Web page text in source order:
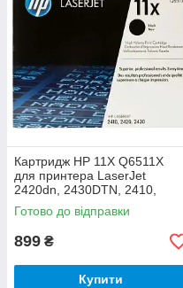
Картридж HP 11X Q6511X
для принтера LaserJet
2420dn, 2430DTN, 2410,
2400
Готово до відправки
899 ₴
Купити